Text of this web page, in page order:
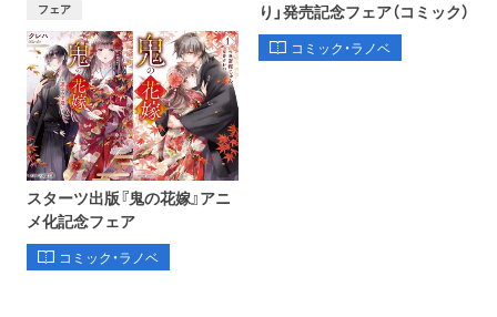
フェア
スターツ出版『鬼の花嫁』アニ
メ化記念フェア
コミック・ラノベ
り」発売記念フェア（コミック）
コミック・ラノベ